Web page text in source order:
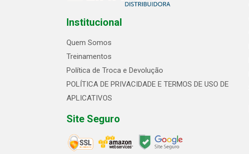
Institucional
Quem Somos
Treinamentos
Política de Troca e Devolução
POLÍTICA DE PRIVACIDADE E TERMOS DE USO DE
APLICATIVOS
Site Seguro